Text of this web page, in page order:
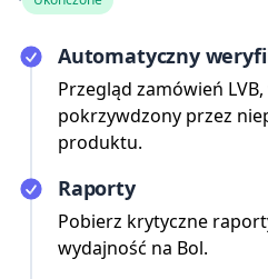
Automatyczny
Przegląd zamówień
pokrzywdzony przez
produktu.
Raporty
Pobierz krytyczne
wydajność na Bol.